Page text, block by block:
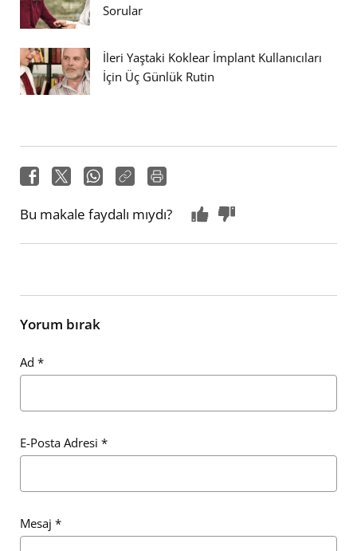
Sorular
İleri Yaştaki Koklear İmplant Kullanıcıları
İçin Üç Günlük Rutin
Bu makale faydalı mıydı?
Yorum bırak
Ad *
E-Posta Adresi *
Mesaj *